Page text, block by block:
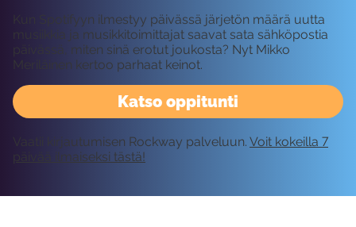
Katso oppitunti
Kun Spotifyyn ilmestyy päivässä järjetön määrä uutta
musiikkia ja musikkitoimittajat saavat sata sähköpostia
päivässä, miten sinä erotut joukosta? Nyt Mikko
Meriläinen kertoo parhaat keinot.
Vaatii kirjautumisen Rockway palveluun. Voit kokeilla 7
päivää ilmaiseksi tästä!